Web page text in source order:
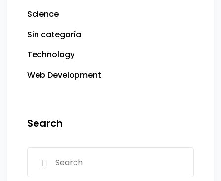
Science
Sin categoría
Technology
Web Development
Search